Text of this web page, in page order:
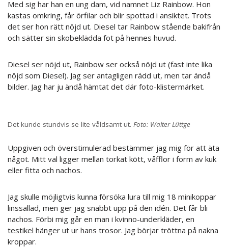
Med sig har han en ung dam, vid namnet Liz Rainbow. Hon
kastas omkring, får örfilar och blir spottad i ansiktet. Trots
det ser hon rätt nöjd ut. Diesel tar Rainbow stående bakifrån
och sätter sin skobeklädda fot på hennes huvud.
Diesel ser nöjd ut, Rainbow ser också nöjd ut (fast inte lika
nöjd som Diesel). Jag ser antagligen rädd ut, men tar ändå
bilder. Jag har ju ändå hämtat det där foto-klistermärket.
Det kunde stundvis se lite våldsamt ut. Foto: Walter Lüttge
Uppgiven och överstimulerad bestämmer jag mig för att äta
något. Mitt val ligger mellan torkat kött, våfflor i form av kuk
eller fitta och nachos.
Jag skulle möjligtvis kunna försöka lura till mig 18 minikoppar
linssallad, men ger jag snabbt upp på den idén. Det får bli
nachos. Förbi mig går en man i kvinno-underkläder, en
testikel hänger ut ur hans trosor. Jag börjar tröttna på nakna
kroppar.